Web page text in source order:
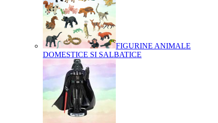
FIGURINE ANIMALE
DOMESTICE SI SALBATICE